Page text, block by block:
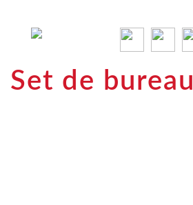
Set de bureau